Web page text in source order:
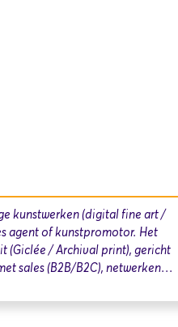
kunstwerken (digital fine art /
agent of kunstpromotor. Het
(Giclée / Archival print), gericht
sales (B2B/B2C), netwerken…